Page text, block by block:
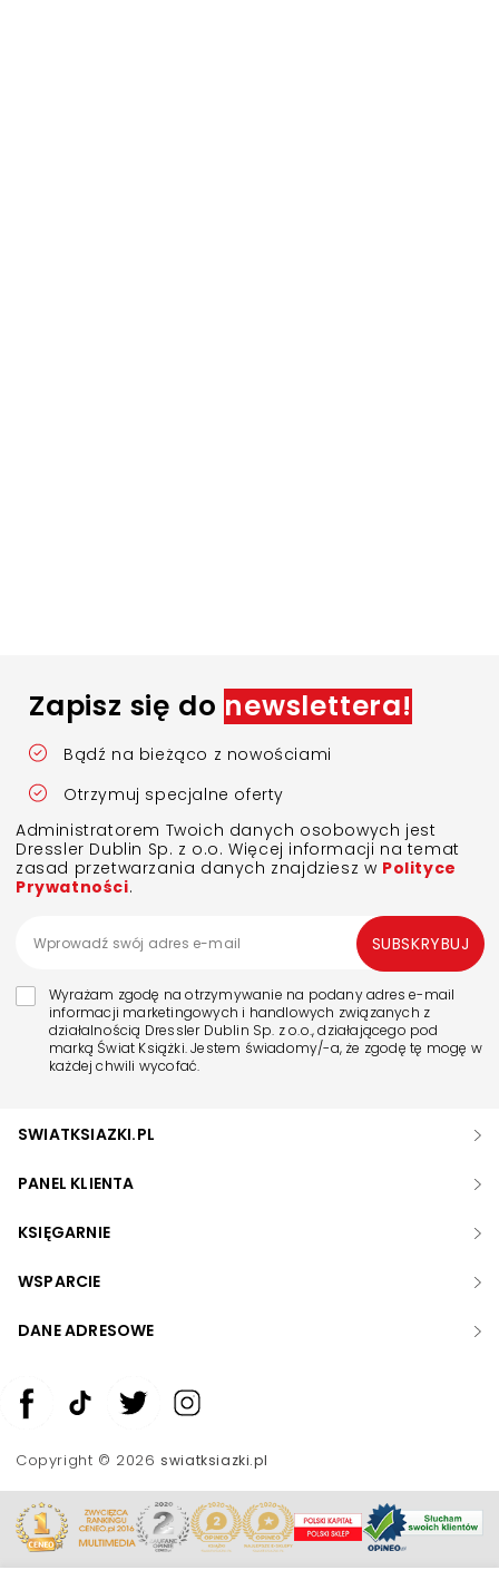
Zapisz się do newslettera!
Bądź na bieżąco z nowościami
Otrzymuj specjalne oferty
Administratorem Twoich danych osobowych jest
Dressler Dublin Sp. z o.o. Więcej informacji na temat
zasad przetwarzania danych znajdziesz w Polityce
Prywatności.
Wyrażam zgodę na otrzymywanie na podany adres e-mail
informacji marketingowych i handlowych związanych z
działalnością Dressler Dublin Sp. z o.o., działającego pod
marką Świat Książki. Jestem świadomy/-a, że zgodę tę mogę w
każdej chwili wycofać.
SUBSKRYBUJ
SWIATKSIAZKI.PL
PANEL KLIENTA
KSIĘGARNIE
WSPARCIE
DANE ADRESOWE
Copyright © 2026swiatksiazki.pl
Zwiększ rozmiar czcionki
Skala szarości